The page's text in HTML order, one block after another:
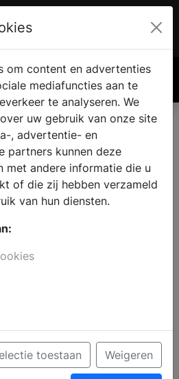
€ 0.00
om content en advertenties
mediafuncties aan te
te analyseren. We
uw gebruik van onze site
, advertentie- en
partners kunnen deze
met andere informatie die u
of die zij hebben verzameld
van hun diensten.
toestaan Weigeren